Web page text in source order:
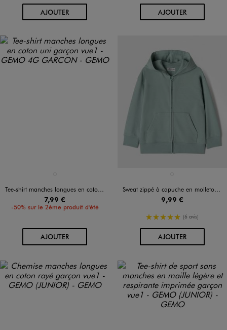
AJOUTERAU PANIER AJOUTERAU PANIER
Tee-shirt manches longues en coton uni garçon
7,99 €
-50% sur le 2ème produit d'été
AJOUTERAU PANIER
Sweat zippé à capuche en molleton garçon
9,99 €
5/5 de moyenne
(6 avis)
AJOUTERAU PANIER